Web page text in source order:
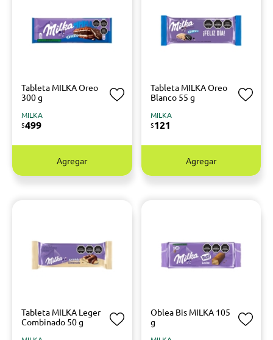
Tableta MILKA Oreo
300 g
MILKA
$499
Agregar
Tableta MILKA Oreo
Blanco 55 g
MILKA
$121
Agregar
Tableta MILKA Leger
Combinado 50 g
Oblea Bis MILKA 105
g